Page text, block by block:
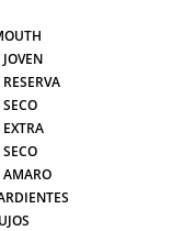
JOVEN
RESERVA
SECO
EXTRA
SECO
AMARO